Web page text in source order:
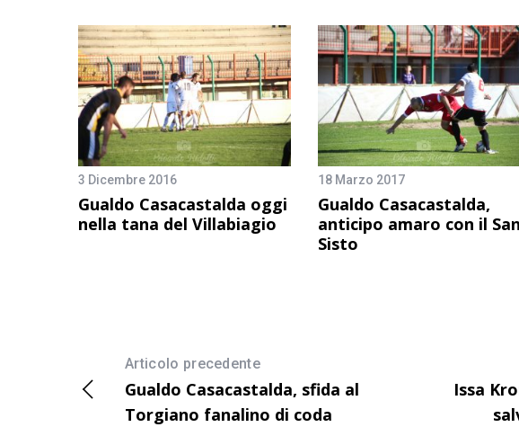
3 Dicembre 2016
Gualdo Casacastalda oggi
nella tana del Villabiagio
18 Marzo 2017
Gualdo Casacastalda,
anticipo amaro con il San
Sisto
Articolo precedente
Gualdo Casacastalda, sfida al
Torgiano fanalino di coda
Issa